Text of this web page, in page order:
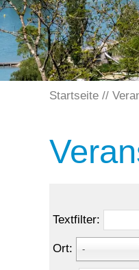
Startseite
Textfilter:
Ort: -